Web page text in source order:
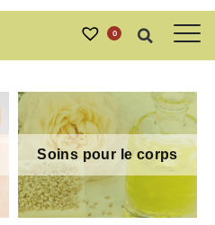
0
Soins pour le corps